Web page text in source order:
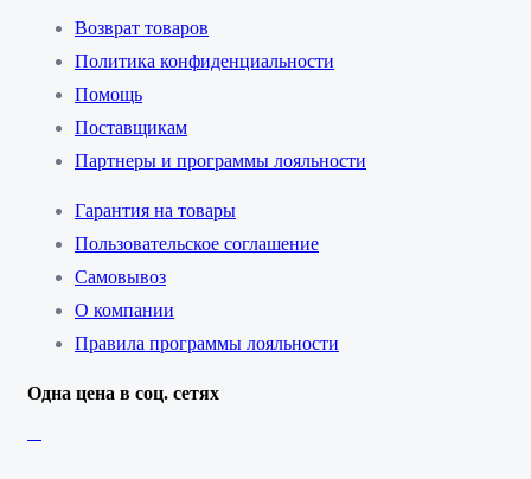
Возврат товаров
Политика конфиденциальности
Помощь
Поставщикам
Партнеры и программы лояльности
Гарантия на товары
Пользовательское соглашение
Самовывоз
О компании
Правила программы лояльности
Одна цена в соц. сетях